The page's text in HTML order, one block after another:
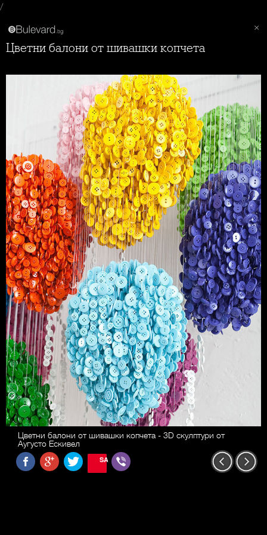
/
Цветни балони от шивашки копчета
Цветни балони от шивашки копчета - 3D скулптури от
Аугусто Ескивел
SAVE